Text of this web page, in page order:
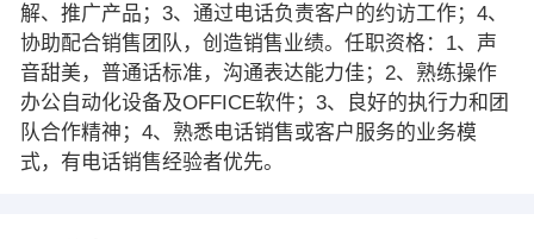
解、推广产品；3、通过电话负责客户的约访工作；4、
协助配合销售团队，创造销售业绩。任职资格：1、声
音甜美，普通话标准，沟通表达能力佳；2、熟练操作
办公自动化设备及OFFICE软件；3、良好的执行力和团
队合作精神；4、熟悉电话销售或客户服务的业务模
式，有电话销售经验者优先。